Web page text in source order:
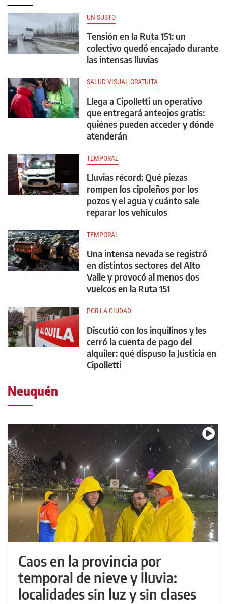
UN SUSTO
Tensión en la Ruta 151: un
colectivo quedó encajado durante
las intensas lluvias
SALUD VISUAL GRATUITA
Llega a Cipolletti un operativo
que entregará anteojos gratis:
quiénes pueden acceder y dónde
atenderán
TEMPORAL
Lluvias récord: Qué piezas
rompen los cipoleños por los
pozos y el agua y cuánto sale
reparar los vehículos
TEMPORAL
Una intensa nevada se registró
en distintos sectores del Alto
Valle y provocó al menos dos
vuelcos en la Ruta 151
POR LA CIUDAD
Discutió con los inquilinos y les
cerró la cuenta de pago del
alquiler: qué dispuso la Justicia en
Cipolletti
Neuquén
Caos en la provincia por
temporal de nieve y lluvia:
localidades sin luz y sin clases